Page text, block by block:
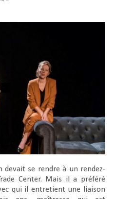
devait se rendre à un rendez-
Center. Mais il a préféré
qui il entretient une liaison